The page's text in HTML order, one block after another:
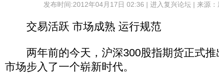
发布时间:2012年04月17日 02:36 | 进入复兴论坛| 来源
交易活跃 市场成熟 运行规范
两年前的今天，沪深300股指期货正式推
市场步入了一个崭新时代。